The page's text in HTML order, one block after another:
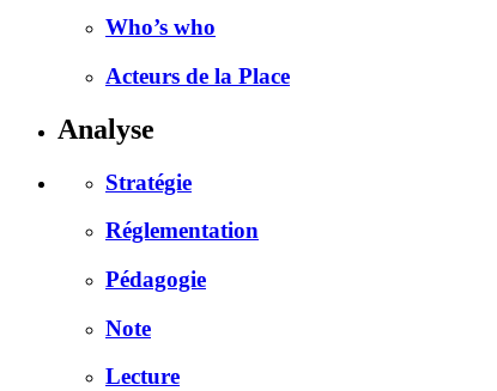
Who’s who
Acteurs de la Place
Analyse
Stratégie
Réglementation
Pédagogie
Note
Lecture